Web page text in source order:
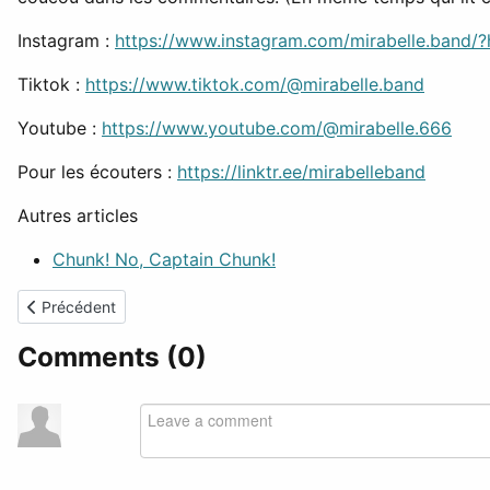
Instagram : https://www.instagram.com/mirabelle.band/
Tiktok : https://www.tiktok.com/@mirabelle.band
Youtube : https://www.youtube.com/@mirabelle.666
Pour les écouters : https://linktr.ee/mirabelleband
Autres articles
Chunk! No, Captain Chunk!
Article précédent : Vendredi Musique - Blue Salt
Précédent
Comments (0)